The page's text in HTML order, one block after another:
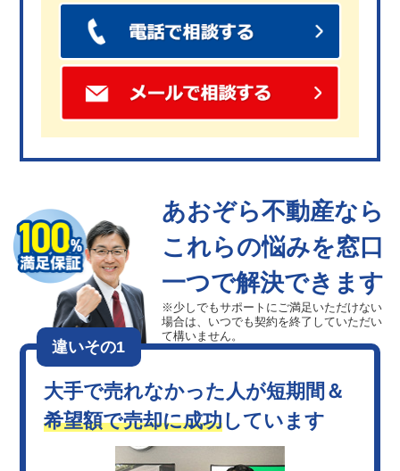
あおぞら不動産なら
これらの悩みを窓口
一つで解決できます
※少しでもサポートにご満足いただけない
場合は、 いつでも契約を終了していただい
て構いません。
違いその1
大手で売れなかった人が短期間＆
希望額で売却に成功しています